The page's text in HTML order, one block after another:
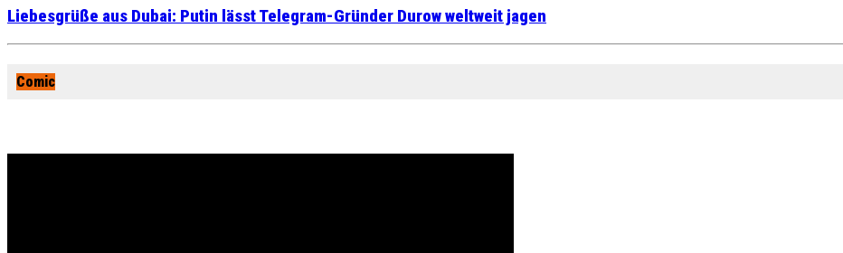
Liebesgrüße aus Dubai: Putin lässt Telegram-Gründer Durow weltweit jagen
Comic